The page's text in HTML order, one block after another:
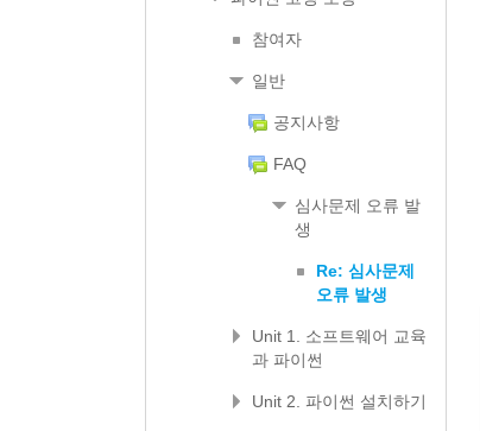
참여자
일반
공지사항
FAQ
심사문제 오류 발
생
Re: 심사문제
오류 발생
Unit 1. 소프트웨어 교육
과 파이썬
Unit 2. 파이썬 설치하기